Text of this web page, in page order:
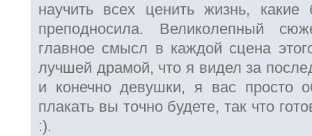
научить всех ценить жизнь,
преподносила. Великолепный
главное смысл в каждой сцена
лучшей драмой, что я видел за
и конечно девушки, я вас просто
плакать вы точно будете, так что
:).